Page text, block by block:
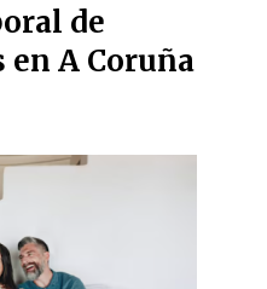
de
A Coruña